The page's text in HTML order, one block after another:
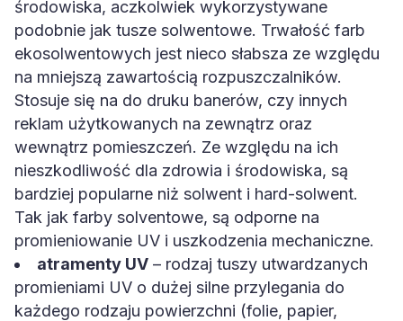
środowiska, aczkolwiek wykorzystywane
podobnie jak tusze solwentowe. Trwałość farb
ekosolwentowych jest nieco słabsza ze względu
na mniejszą zawartością rozpuszczalników.
Stosuje się na do druku banerów, czy innych
reklam użytkowanych na zewnątrz oraz
wewnątrz pomieszczeń. Ze względu na ich
nieszkodliwość dla zdrowia i środowiska, są
bardziej popularne niż solwent i hard-solwent.
Tak jak farby solventowe, są odporne na
promieniowanie UV i uszkodzenia mechaniczne.
atramenty UV – rodzaj tuszy utwardzanych
promieniami UV o dużej silne przylegania do
każdego rodzaju powierzchni (folie, papier,